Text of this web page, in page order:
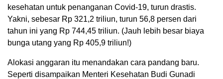
kesehatan untuk penanganan Covid-19, turun drastis.
Yakni, sebesar Rp 321,2 triliun, turun 56,8 persen dari
tahun ini yang Rp 744,45 triliun. (Jauh lebih besar biaya
bunga utang yang Rp 405,9 triliun!)
Alokasi anggaran itu menandakan cara pandang baru.
Seperti disampaikan Menteri Kesehatan Budi Gunadi